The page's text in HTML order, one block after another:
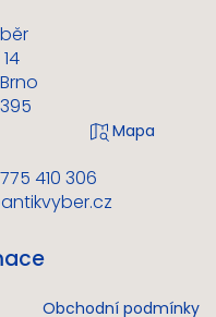
410 306
Obchodní podmínky